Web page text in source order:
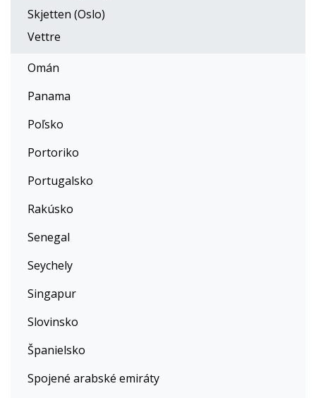
Skjetten (Oslo)
Vettre
Omán
Panama
Poľsko
Portoriko
Portugalsko
Rakúsko
Senegal
Seychely
Singapur
Slovinsko
Španielsko
Spojené arabské emiráty